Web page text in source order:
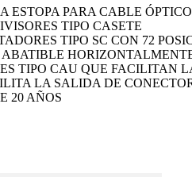
ESTOPA PARA CABLE
TIPO CASETE
TIPO SC CON 72
ABATIBLE
TIPO CAU QUE FACILITAN
LA SALIDA DE
20 AÑOS